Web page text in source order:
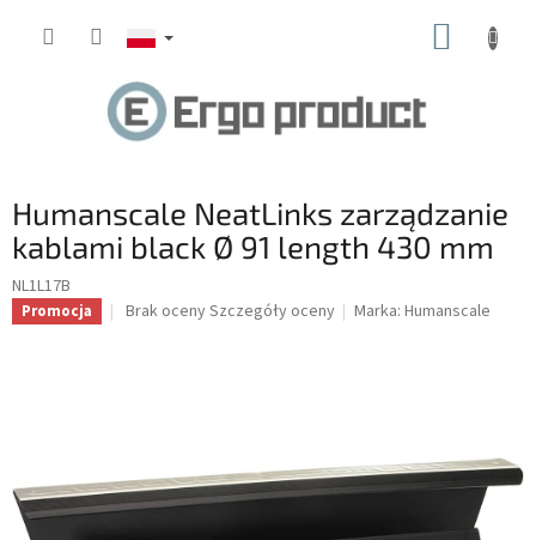
Humanscale NeatLinks zarządzanie
kablami black Ø 91 length 430 mm
NL1L17B
Promocja
Średnia
Brak ocenySzczegóły oceny Marka:Humanscale